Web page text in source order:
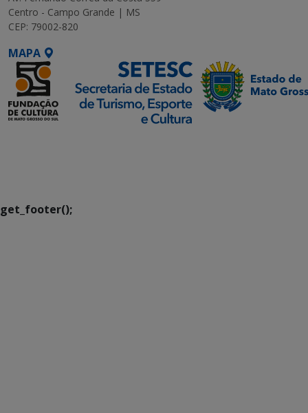
Centro - Campo Grande | MS
CEP: 79002-820
MAPA
get_footer();